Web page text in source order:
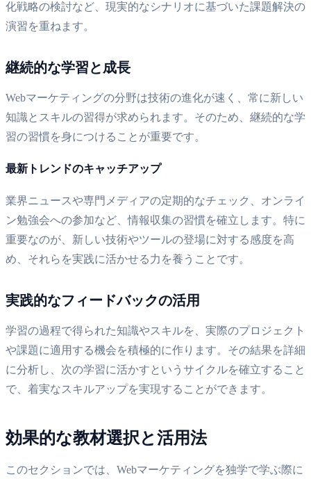
化戦略の検討など、現実的なシナリオに基づいた課題解決の
演習を重ねます。
継続的な学習と成長
Webマーケティングの分野は技術の進化が速く、常に新しい
知識とスキルの習得が求められます。そのため、継続的な学
習の習慣を身につけることが重要です。
最新トレンドのキャッチアップ
業界ニュースや専門メディアの定期的なチェック、オンライ
ン勉強会への参加など、情報収集の習慣を確立します。特に
重要なのが、新しい技術やツールの登場に対する感度を高
め、それらを実践に活かせる力を養うことです。
実践的なフィードバックの活用
学習の過程で得られた知識やスキルを、実際のプロジェクト
や課題に適用する機会を積極的に作ります。その結果を詳細
に分析し、次の学習に活かすというサイクルを確立すること
で、着実なスキルアップを実現することができます。
効果的な教材選択と活用法
このセクションでは、Webマーケティングを独学で学ぶ際に